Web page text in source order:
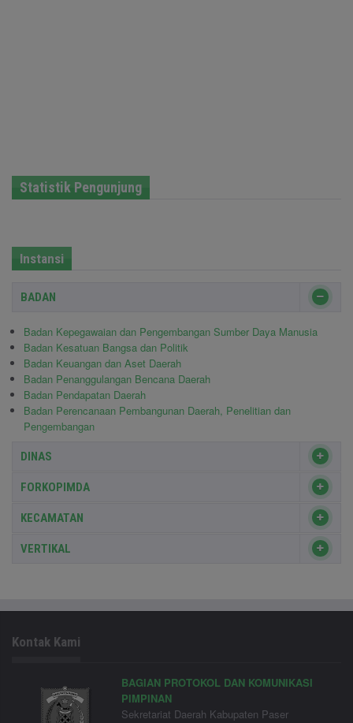
Statistik Pengunjung
Instansi
BADAN
Badan Kepegawaian dan Pengembangan Sumber Daya Manusia
Badan Kesatuan Bangsa dan Politik
Badan Keuangan dan Aset Daerah
Badan Penanggulangan Bencana Daerah
Badan Pendapatan Daerah
Badan Perencanaan Pembangunan Daerah, Penelitian dan
Pengembangan
DINAS
FORKOPIMDA
KECAMATAN
VERTIKAL
Kontak Kami
BAGIAN PROTOKOL DAN KOMUNIKASI
PIMPINAN
Sekretariat Daerah Kabupaten Paser